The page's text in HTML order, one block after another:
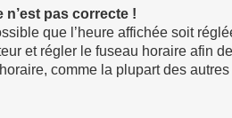
n’est pas correcte !
que l’heure affichée soit
et régler le fuseau horaire afin
comme la plupart des